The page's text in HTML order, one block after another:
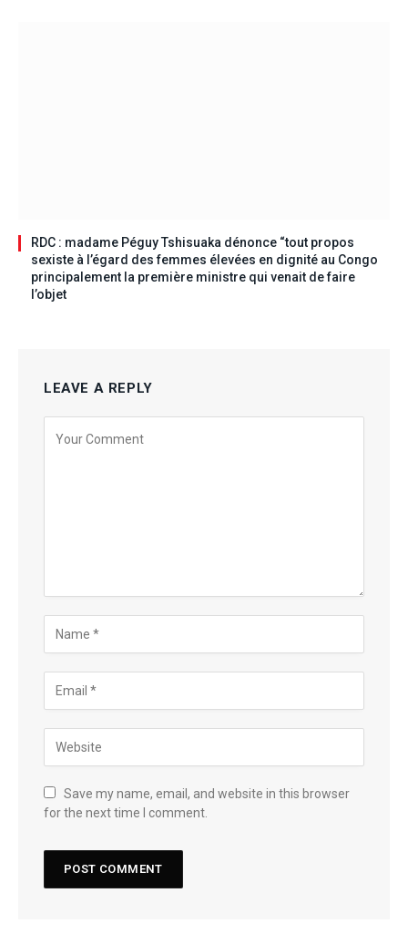
RDC : madame Péguy Tshisuaka dénonce “tout propos
sexiste à l’égard des femmes élevées en dignité au Congo
principalement la première ministre qui venait de faire
l’objet
LEAVE A REPLY
Save my name, email, and website in this browser
for the next time I comment.